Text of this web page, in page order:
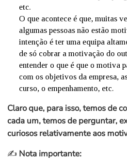
etc.
O que acontece é que, muitas
algumas pessoas não estão
intenção é ter uma equipa
de só cobrar a motivação do
entender o que é que o motiva
com os objetivos da empresa,
curso, o empenhamento, etc.
Claro que, para isso, temos de
cada um, temos de perguntar,
curiosos relativamente aos
✍️ Nota importante: